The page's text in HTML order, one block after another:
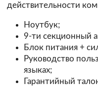
действительности
Ноутбук;
9-ти секционный
Блок питания +
Руководство
языках;
Гарантийный